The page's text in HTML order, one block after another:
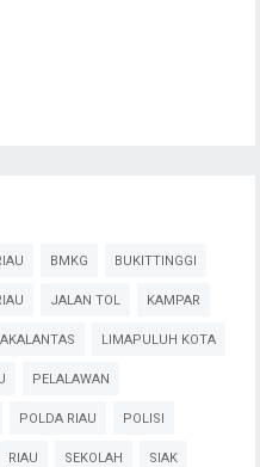
BMKG BUKITTINGGI
JALAN TOL KAMPAR
LIMAPULUH KOTA
PELALAWAN
POLDA RIAU POLISI
RIAU SEKOLAH SIAK